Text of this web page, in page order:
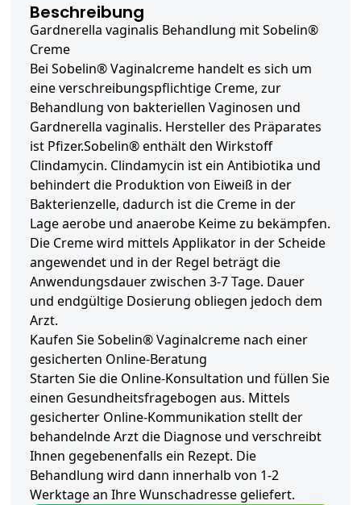
Beschreibung
Gardnerella vaginalis Behandlung mit Sobelin®
Creme
Bei Sobelin® Vaginalcreme handelt es sich um
eine verschreibungspflichtige Creme, zur
Behandlung von bakteriellen Vaginosen und
Gardnerella vaginalis. Hersteller des Präparates
ist Pfizer.Sobelin® enthält den Wirkstoff
Clindamycin. Clindamycin ist ein Antibiotika und
behindert die Produktion von Eiweiß in der
Bakterienzelle, dadurch ist die Creme in der
Lage aerobe und anaerobe Keime zu bekämpfen.
Die Creme wird mittels Applikator in der Scheide
angewendet und in der Regel beträgt die
Anwendungsdauer zwischen 3-7 Tage. Dauer
und endgültige Dosierung obliegen jedoch dem
Arzt.
Kaufen Sie Sobelin® Vaginalcreme nach einer
gesicherten Online-Beratung
Starten Sie die Online-Konsultation und füllen Sie
einen Gesundheitsfragebogen aus. Mittels
gesicherter Online-Kommunikation stellt der
behandelnde Arzt die Diagnose und verschreibt
Ihnen gegebenenfalls ein Rezept. Die
Behandlung wird dann innerhalb von 1-2
Werktage an Ihre Wunschadresse geliefert.